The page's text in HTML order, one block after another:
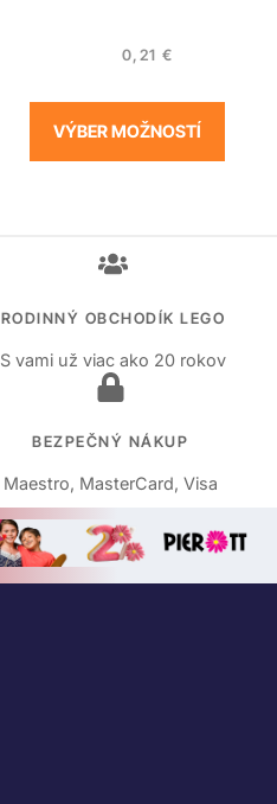
0,21 €
VÝBER MOŽNOSTÍ
RODINNÝ OBCHODÍK LEGO
S vami už viac ako 20 rokov
BEZPEČNÝ NÁKUP
Maestro, MasterCard, Visa